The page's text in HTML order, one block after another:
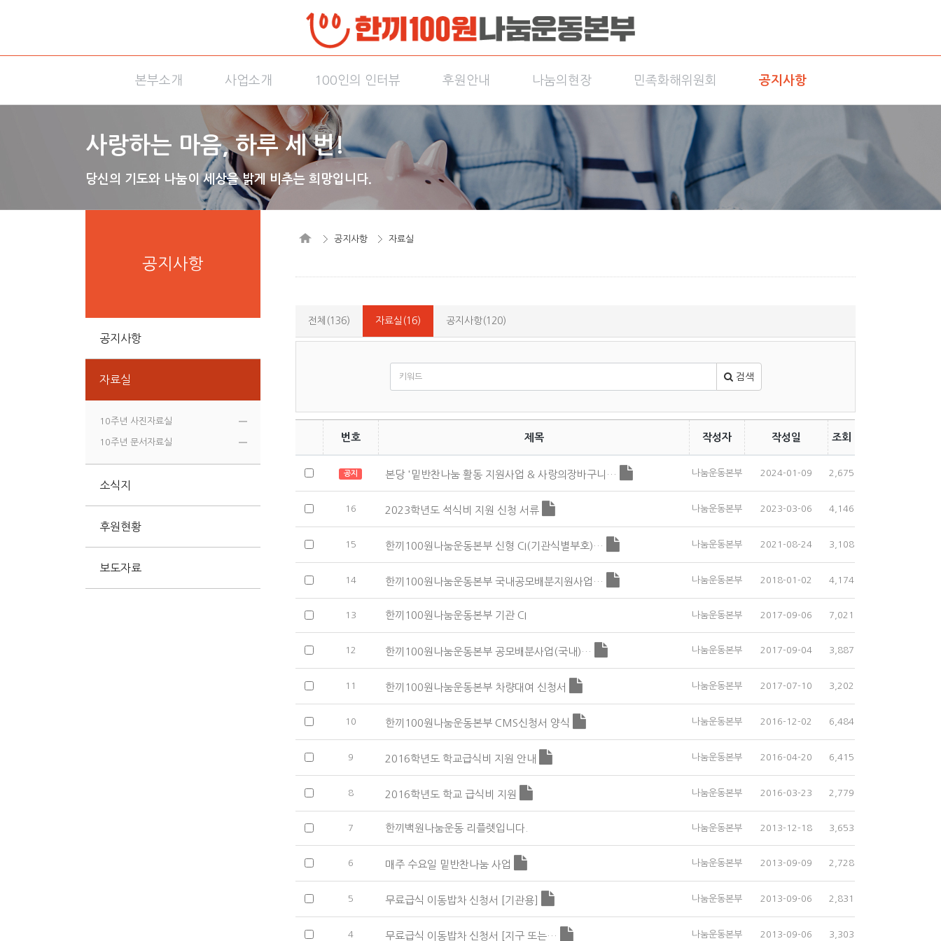
본부소개 사업소개 100인의 인터뷰 후원안내 나눔의현장 민족화해위원회 공지사항
사랑하는 마음, 하루 세 번!
당신의 기도와 나눔이 세상을 밝게 비추는 희망입니다.
공지사항
공지사항
자료실
10주년 사진자료실
10주년 문서자료실
소식지
후원현황
보도자료
공지사항 자료실
전체(136) 자료실(16) 공지사항(120)
검색
번호 제목 작성자 작성일 조회
공지 본당 '밑반찬나눔 활동 지원사업 & 사랑의장바구니… 나눔운동본부 2024-01-09 2,675
16 2023학년도 석식비 지원 신청 서류 나눔운동본부 2023-03-06 4,146
15 한끼100원나눔운동본부 신형 CI(기관식별부호)… 나눔운동본부 2021-08-24 3,108
14 한끼100원나눔운동본부 국내공모배분지원사업… 나눔운동본부 2018-01-02 4,174
13 한끼100원나눔운동본부 기관 CI 나눔운동본부 2017-09-06 7,021
12 한끼100원나눔운동본부 공모배분사업(국내)… 나눔운동본부 2017-09-04 3,887
11 한끼100원나눔운동본부 차량대여 신청서 나눔운동본부 2017-07-10 3,202
10 한끼100원나눔운동본부 CMS신청서 양식 나눔운동본부 2016-12-02 6,484
9 2016학년도 학교급식비 지원 안내 나눔운동본부 2016-04-20 6,415
8 2016학년도 학교 급식비 지원 나눔운동본부 2016-03-23 2,779
7 한끼백원나눔운동 리플렛입니다. 나눔운동본부 2013-12-18 3,653
6 매주 수요일 밑반찬나눔 사업 나눔운동본부 2013-09-09 2,728
5 무료급식 이동밥차 신청서 [기관용] 나눔운동본부 2013-09-06 2,831
4 무료급식 이동밥차 신청서 [지구 또는… 나눔운동본부 2013-09-06 3,303